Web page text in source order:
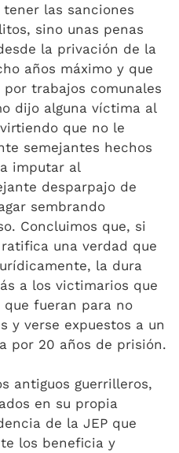
las sanciones
sino unas penas
la privación de la
años máximo y que
trabajos comunales
dijo alguna víctima al
que no le
semejantes hechos
imputar al
desparpajo de
sembrando
Concluimos que, si
una verdad que
la dura
a los victimarios que
fueran para no
y verse expuestos a un
por 20 años de prisión.
antiguos guerrilleros,
en su propia
de la JEP que
los beneficia y